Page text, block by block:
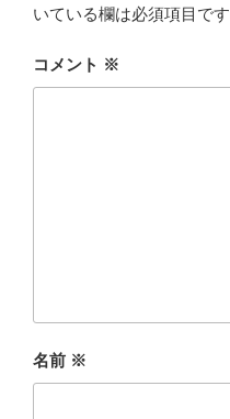
いている欄は必須項目です
コメント ※
名前 ※